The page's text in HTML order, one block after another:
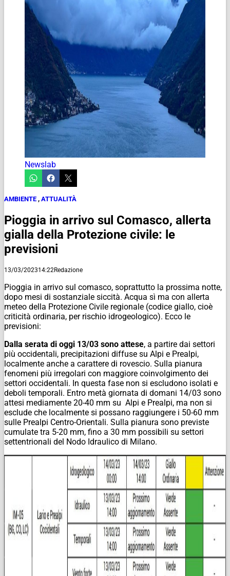
Newslab
AMBIENTE , ATTUALITÀ
Pioggia in arrivo sul Comasco, allerta
gialla della Protezione civile: le
previsioni
13/03/202314:22Redazione
Pioggia in arrivo sul comasco, soprattutto la prossima notte,
dopo mesi di sostanziale siccità. Acqua sì ma con allerta
meteo della Protezione Civile regionale (codice giallo, cioè
criticità ordinaria, per rischio idrogeologico). Ecco le
previsioni:
Dalla serata di oggi 13/03 sono attese, a partire dai settori
più occidentali, precipitazioni diffuse su Alpi e Prealpi,
localmente anche a carattere di rovescio. Sulla pianura
fenomeni più irregolari con maggiore coinvolgimento dei
settori occidentali. In questa fase non si escludono isolati e
deboli temporali. Entro metà giornata di domani 14/03 sono
attesi mediamente 20-40 mm su Alpi e Prealpi, ma non si
esclude che localmente si possano raggiungere i 50-60 mm
sulle Prealpi Centro-Orientali. Sulla pianura sono previste
cumulate tra 5-20 mm, fino a 30 mm possibili su settori
settentrionali del Nodo Idraulico di Milano.